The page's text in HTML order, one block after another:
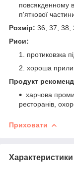
повсякденному
п'яткової
Розмір: 36, 37, 38,
Риси:
протиковзка
хороша
Продукт
харчова
ресторанів,
Приховати
Характеристики